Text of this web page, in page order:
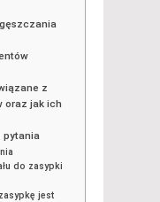
z
oraz jak ich
pytania
do zasypki
jest